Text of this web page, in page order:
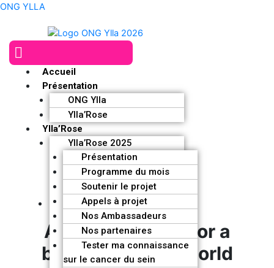
Aller
ONG YLLA
Menu
Accueil
Présentation
ONG Ylla
Ylla’Rose
Ylla’Rose
Ylla’Rose 2025
Présentation
Programme du mois
Soutenir le projet
Appels à projet
Nos Ambassadeurs
Nos partenaires
Tester ma connaissance
sur le cancer du sein
Each drop creates the sea
A concrete help for a
better and kind world